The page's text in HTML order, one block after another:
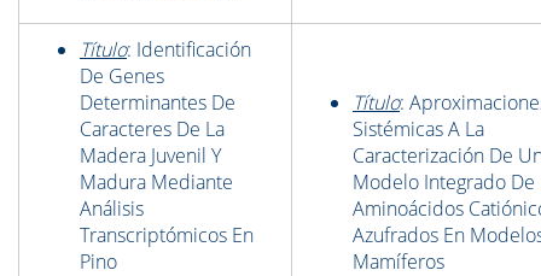
Título: Identificación
De Genes
Determinantes De
Caracteres De La
Madera Juvenil Y
Madura Mediante
Análisis
Transcriptómicos En
Pino
Título:
Sistémicas A La
Caracterización De
Modelo Integrado De
Aminoácidos
Azufrados En
Mamíferos